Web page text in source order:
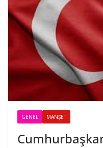
GENEL MANŞET